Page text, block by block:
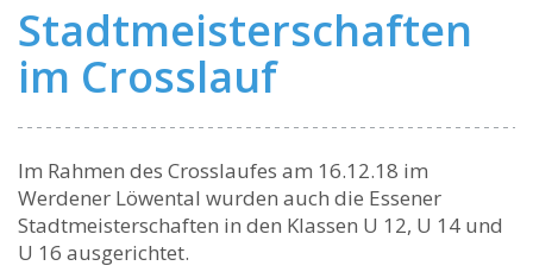
Stadtmeisterschaften
im Crosslauf
Im Rahmen des Crosslaufes am 16.12.18 im
Werdener Löwental wurden auch die Essener
Stadtmeisterschaften in den Klassen U 12, U 14 und
U 16 ausgerichtet.